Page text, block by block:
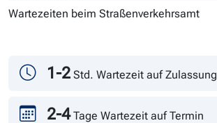
Wartezeiten beim Straßenverkehrsamt
Andrang
1-2 Std. Wartezeit auf Zulassung
2-4 Tage Wartezeit auf Termin